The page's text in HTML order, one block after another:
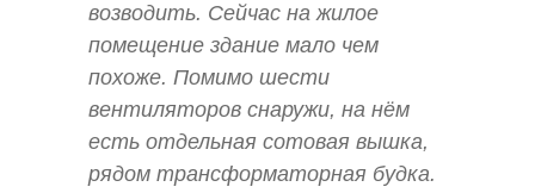
возводить. Сейчас на жилое
помещение здание мало чем
похоже. Помимо шести
вентиляторов снаружи, на нём
есть отдельная сотовая вышка,
рядом трансформаторная будка.